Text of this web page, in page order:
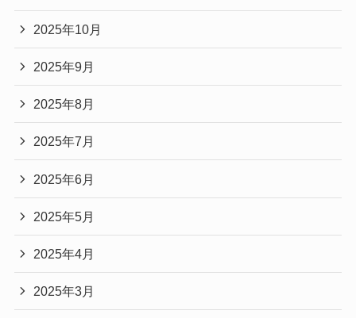
2025年10月
2025年9月
2025年8月
2025年7月
2025年6月
2025年5月
2025年4月
2025年3月